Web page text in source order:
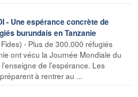
- Une espérance concrète de
burundais en Tanzanie
- Plus de 300.000 réfugiés
ont vécu la Journée Mondiale du
de l’espérance. Les
à rentrer au ...